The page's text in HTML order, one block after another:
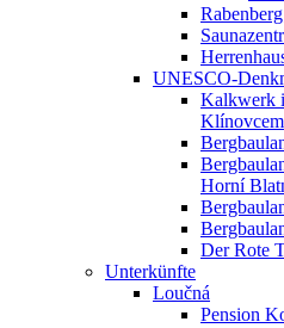
UNESCO-
Kalkwerk
Klínovcem
Horní
Der Rote
Unterkünfte
Loučná
Pension